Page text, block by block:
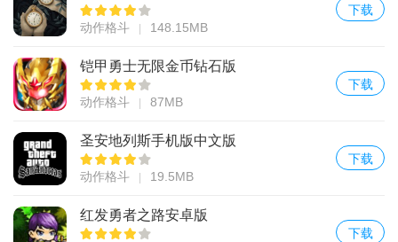
动作格斗 148.15MB
下载
铠甲勇士无限金币钻石版
动作格斗 87MB
下载
圣安地列斯手机版中文版
动作格斗 19.5MB
下载
红发勇者之路安卓版
下载